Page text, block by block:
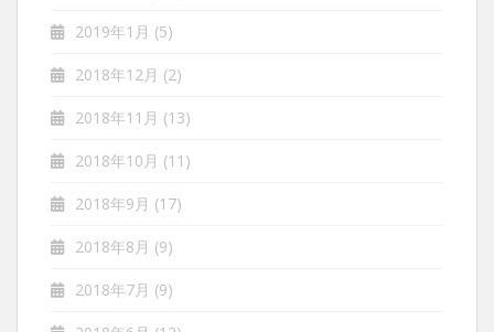
2019年1月 (5)
2018年12月 (2)
2018年11月 (13)
2018年10月 (11)
2018年9月 (17)
2018年8月 (9)
2018年7月 (9)